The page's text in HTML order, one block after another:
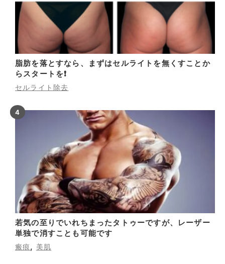
脂肪を落とすなら、まずはセルライトを無くすことか
らスタートを❗
セルライト除去
若気の至りでいれちまったタトゥーですが、レーザー
単独で消すことも可能です
瘢痕, 美肌